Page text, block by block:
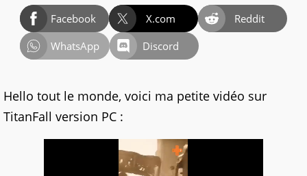
Facebook X.com
Reddit
WhatsApp
Discord
Hello tout le monde, voici ma petite vidéo sur
TitanFall version PC :